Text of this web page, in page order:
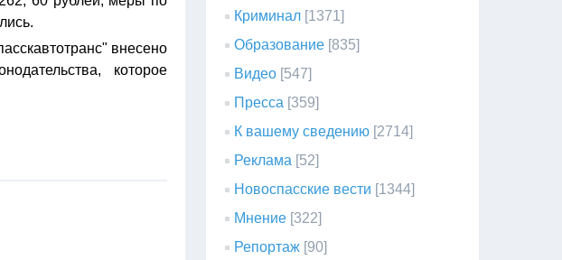
внесено
которое
Криминал [1371]
Образование [835]
Видео [547]
Пресса [359]
К вашему сведению [2714]
Реклама [52]
Новоспасские вести [1344]
Мнение [322]
Репортаж [90]